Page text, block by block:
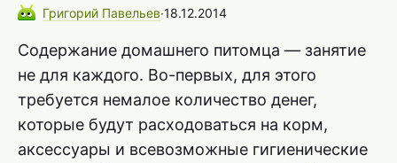
Григорий Павельев∙18.12.2014
Содержание домашнего питомца — занятие
не для каждого. Во-первых, для этого
требуется немалое количество денег,
которые будут расходоваться на корм,
аксессуары и всевозможные гигиенические